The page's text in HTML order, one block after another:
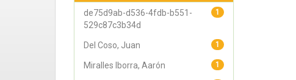
1
de75d9ab-d536-4fdb-b551-
529c87c3b34d
1
Del Coso, Juan
1
Miralles Iborra, Aarón